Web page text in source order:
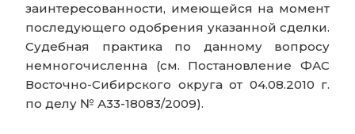
заинтересованности, имеющейся на момент
последующего одобрения указанной сделки.
Судебная практика по данному вопросу
немногочисленна (см. Постановление ФАС
Восточно-Сибирского округа от 04.08.2010 г.
по делу № А33-18083/2009).